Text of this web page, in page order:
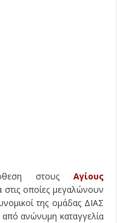
στους Αγίους
στις οποίες μεγαλώνουν
της ομάδας ΔΙΑΣ
ανώνυμη καταγγελία